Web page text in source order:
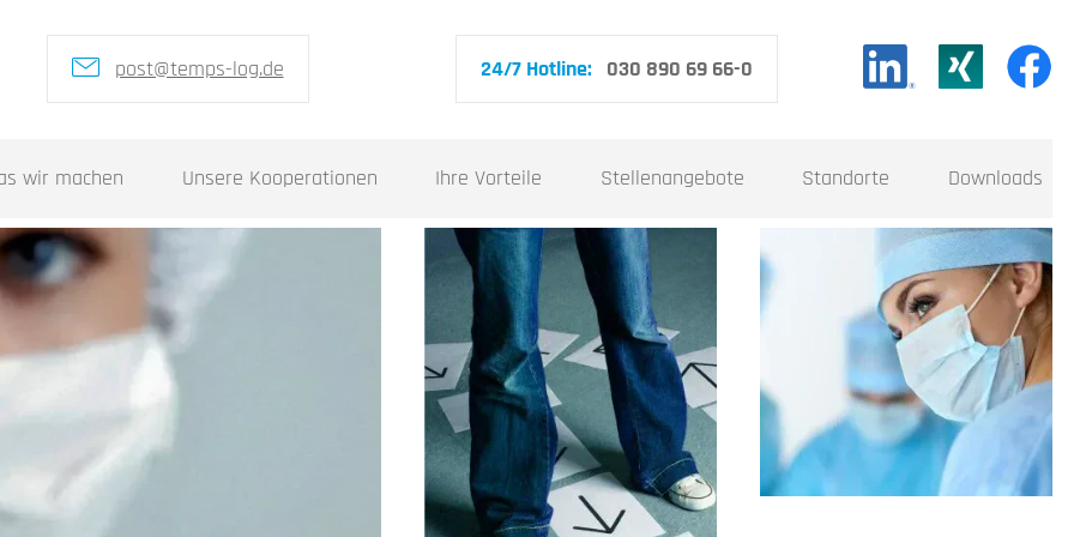
post@temps-log.de 24/7 Hotline: 030 890 69 66-0
wir machen Unsere Kooperationen Ihre Vorteile Stellenangebote Standorte Downloads